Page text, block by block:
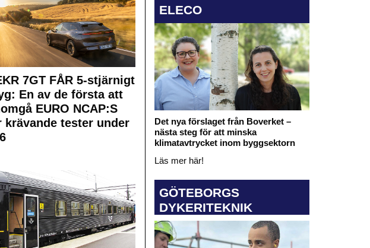
7GT FÅR 5-stjärnigt
En av de första att
EURO NCAP:S
krävande tester under
ELECO
Det nya förslaget från Boverket –
nästa steg för att minska
klimatavtrycket inom byggsektorn
Läs mer här!
GÖTEBORGS
DYKERITEKNIK